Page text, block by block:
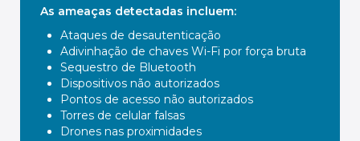
As ameaças detectadas incluem:
Ataques de desautenticação
Adivinhação de chaves Wi-Fi por força bruta
Sequestro de Bluetooth
Dispositivos não autorizados
Pontos de acesso não autorizados
Torres de celular falsas
Drones nas proximidades